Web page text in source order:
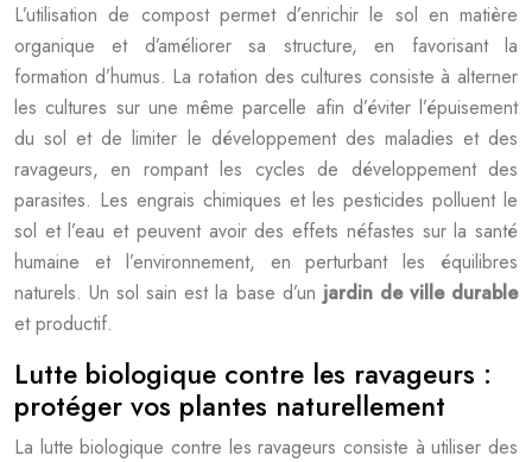
L’utilisation de compost permet d’enrichir le sol en matière
organique et d’améliorer sa structure, en favorisant la
formation d’humus. La rotation des cultures consiste à alterner
les cultures sur une même parcelle afin d’éviter l’épuisement
du sol et de limiter le développement des maladies et des
ravageurs, en rompant les cycles de développement des
parasites. Les engrais chimiques et les pesticides polluent le
sol et l’eau et peuvent avoir des effets néfastes sur la santé
humaine et l’environnement, en perturbant les équilibres
naturels. Un sol sain est la base d’un jardin de ville durable
et productif.
Lutte biologique contre les ravageurs :
protéger vos plantes naturellement
La lutte biologique contre les ravageurs consiste à utiliser des